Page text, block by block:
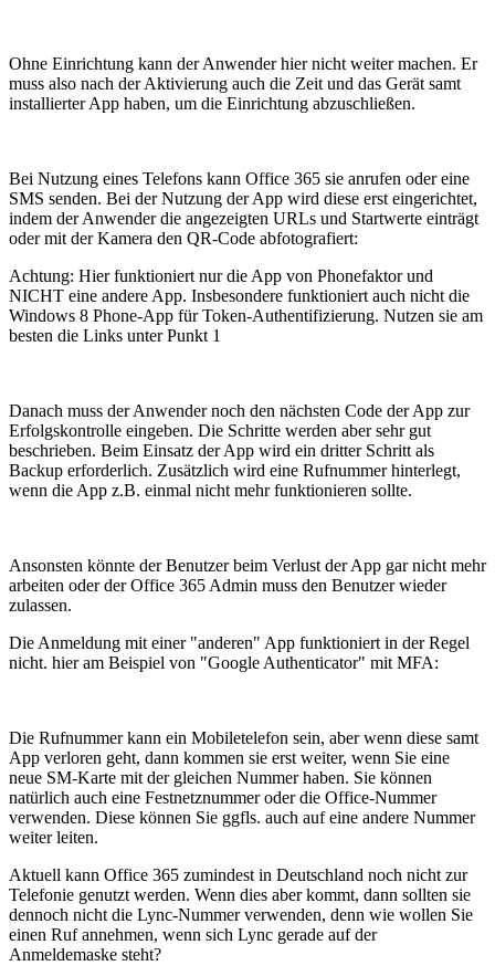
Ohne Einrichtung kann der Anwender hier nicht weiter machen. Er
muss also nach der Aktivierung auch die Zeit und das Gerät samt
installierter App haben, um die Einrichtung abzuschließen.
Bei Nutzung eines Telefons kann Office 365 sie anrufen oder eine
SMS senden. Bei der Nutzung der App wird diese erst eingerichtet,
indem der Anwender die angezeigten URLs und Startwerte einträgt
oder mit der Kamera den QR-Code abfotografiert:
Achtung: Hier funktioniert nur die App von Phonefaktor und
NICHT eine andere App. Insbesondere funktioniert auch nicht die
Windows 8 Phone-App für Token-Authentifizierung. Nutzen sie am
besten die Links unter Punkt 1
Danach muss der Anwender noch den nächsten Code der App zur
Erfolgskontrolle eingeben. Die Schritte werden aber sehr gut
beschrieben. Beim Einsatz der App wird ein dritter Schritt als
Backup erforderlich. Zusätzlich wird eine Rufnummer hinterlegt,
wenn die App z.B. einmal nicht mehr funktionieren sollte.
Ansonsten könnte der Benutzer beim Verlust der App gar nicht mehr
arbeiten oder der Office 365 Admin muss den Benutzer wieder
zulassen.
Die Anmeldung mit einer "anderen" App funktioniert in der Regel
nicht. hier am Beispiel von "Google Authenticator" mit MFA:
Die Rufnummer kann ein Mobiletelefon sein, aber wenn diese samt
App verloren geht, dann kommen sie erst weiter, wenn Sie eine
neue SM-Karte mit der gleichen Nummer haben. Sie können
natürlich auch eine Festnetznummer oder die Office-Nummer
verwenden. Diese können Sie ggfls. auch auf eine andere Nummer
weiter leiten.
Aktuell kann Office 365 zumindest in Deutschland noch nicht zur
Telefonie genutzt werden. Wenn dies aber kommt, dann sollten sie
dennoch nicht die Lync-Nummer verwenden, denn wie wollen Sie
einen Ruf annehmen, wenn sich Lync gerade auf der
Anmeldemaske steht?